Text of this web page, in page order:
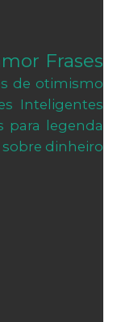
Frases
de otimismo
Inteligentes
para legenda
sobre dinheiro